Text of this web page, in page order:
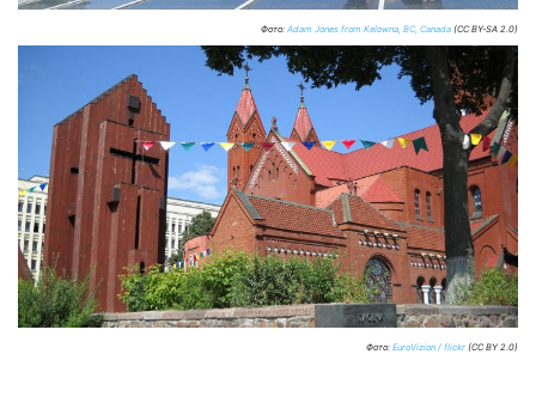
Фото: Adam Jones from Kelowna, BC, Canada (CC BY-SA 2.0)
Фото: EuroVizion / flickr (CC BY 2.0)